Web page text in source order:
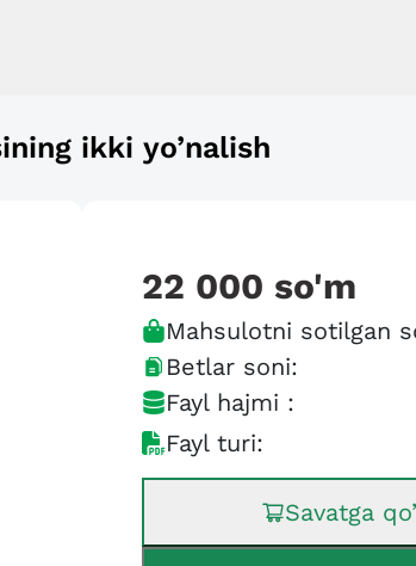
ikki yo’nalish
22 000 so'm
Mahsulotni sotilgan
Betlar soni:
Fayl hajmi :
Fayl turi:
Savatga